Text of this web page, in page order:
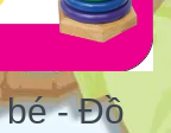
- Đồ